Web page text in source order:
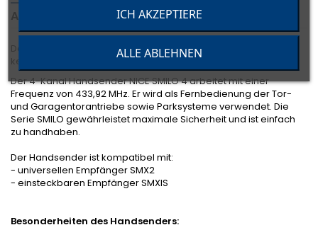
ANGABEN ZUR PRODUKTSICHERHEIT
Der Handsender Nice SMILO 4 ist nicht mehr lieferbar
keine Ersatzprodukte für die Smilo Handsender.
Der 4-Kanal Handsender NICE SMILO 4 arbeitet mit einer
Frequenz von 433,92 MHz. Er wird als Fernbedienung der Tor-
und Garagentorantriebe sowie Parksysteme verwendet. Die
Serie SMILO gewährleistet maximale Sicherheit und ist einfach
zu handhaben.
Der Handsender ist kompatibel mit:
- universellen Empfänger SMX2
- einsteckbaren Empfänger SMXIS
Besonderheiten des Handsenders:
ALLE ABLEHNEN
ICH AKZEPTIERE